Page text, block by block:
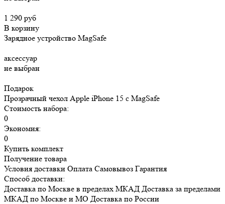
1 290 руб
В корзину
Зарядное устройство MagSafe
аксессуар
не выбран
Подарок
Прозрачный чехол Apple iPhone 15 c MagSafe
Стоимость набора:
0
Экономия:
0
Купить комплект
Получение товара
Условия доставки Оплата Самовывоз Гарантия
Способ доставки:
Доставка по Москве в пределах МКАД Доставка за пределами
МКАД по Москве и МО Доставка по России